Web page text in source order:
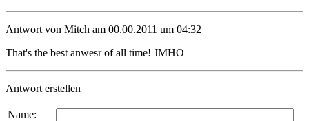
Antwort von Mitch am 00.00.2011 um 04:32
That's the best anwesr of all time! JMHO
Antwort erstellen
Name: